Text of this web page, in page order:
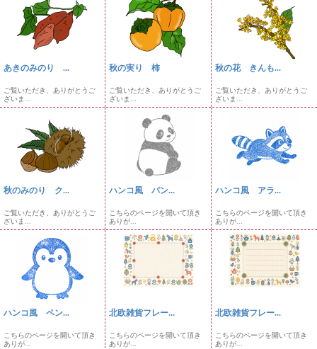
あきのみのり ...
ご覧いただき、ありがとうご
ざいま...
秋の実り 柿
ご覧いただき、ありがとうご
ざいま...
秋の花 きんも...
ご覧いただき、ありがとうご
ざいま...
秋のみのり ク...
ご覧いただき、ありがとうご
ざいま...
ハンコ風 パン...
こちらのページを開いて頂き
ありが...
ハンコ風 アラ...
こちらのページを開いて頂き
ありが...
ハンコ風 ペン...
こちらのページを開いて頂き
ありが...
北欧雑貨フレー...
こちらのページを開いて頂き
ありが...
北欧雑貨フレー...
こちらのページを開いて頂き
ありが...